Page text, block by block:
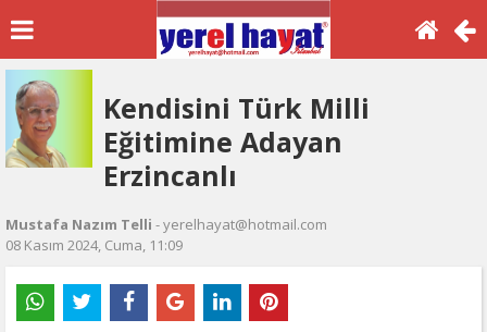
Kendisini Türk Milli
Eğitimine Adayan
Erzincanlı
Mustafa Nazım Telli - yerelhayat@hotmail.com
08 Kasım 2024, Cuma, 11:09